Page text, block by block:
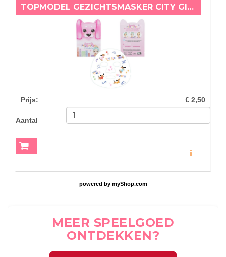
TOPMODEL GEZICHTSMASKER CITY GIRLS ROZE HONDJE
Prijs: € 2,50
Aantal
powered by myShop.com
MEER SPEELGOED
ONTDEKKEN?